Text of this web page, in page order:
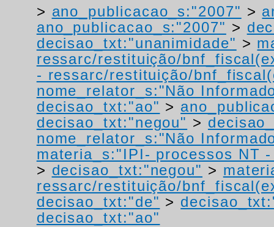
> ano_publicacao_s:"2007" >
ano_publicacao_s:"2007" >
decisao_txt:"unanimidade" >
ressarc/restituição/
- ressarc/restituição/
nome_relator_s:"Não
decisao_txt:"ao" >
decisao_txt:"negou" >
nome_relator_s:"Não
materia_s:"IPI- processos NT
> decisao_txt:"negou" >
ressarc/restituição/
decisao_txt:"de" >
decisao_txt:"ao"